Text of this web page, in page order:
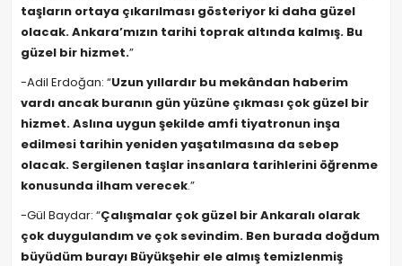
taşların ortaya çıkarılması gösteriyor ki daha güzel
olacak. Ankara’mızın tarihi toprak altında kalmış. Bu
güzel bir hizmet.”
-Adil Erdoğan: “Uzun yıllardır bu mekândan haberim
vardı ancak buranın gün yüzüne çıkması çok güzel bir
hizmet. Aslına uygun şekilde amfi tiyatronun inşa
edilmesi tarihin yeniden yaşatılmasına da sebep
olacak. Sergilenen taşlar insanlara tarihlerini öğrenme
konusunda ilham verecek.”
-Gül Baydar: “Çalışmalar çok güzel bir Ankaralı olarak
çok duygulandım ve çok sevindim. Ben burada doğdum
büyüdüm burayı Büyükşehir ele almış temizlenmiş